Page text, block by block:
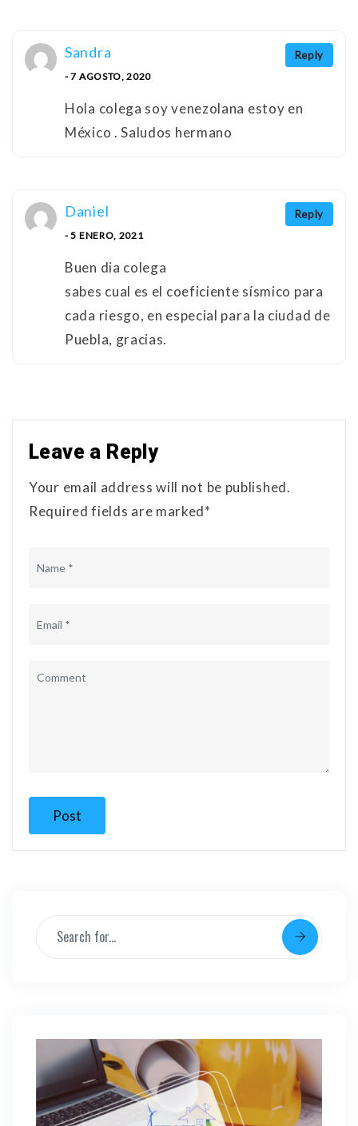
Reply
Sandra
- 7 AGOSTO, 2020
Hola colega soy venezolana estoy en
México . Saludos hermano
Reply
Daniel
- 5 ENERO, 2021
Buen dia colega
sabes cual es el coeficiente sísmico para
cada riesgo, en especial para la ciudad de
Puebla, gracias.
Leave a Reply
Your email address will not be published.
Required fields are marked*